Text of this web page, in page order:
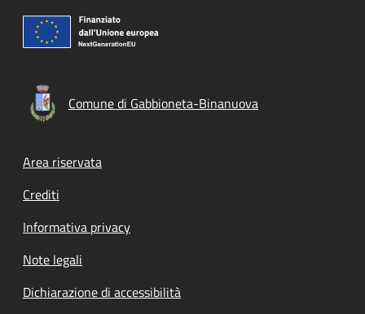
Comune di Gabbioneta-Binanuova
Footer menu
Area riservata
Crediti
Informativa privacy
Note legali
Dichiarazione di accessibilità